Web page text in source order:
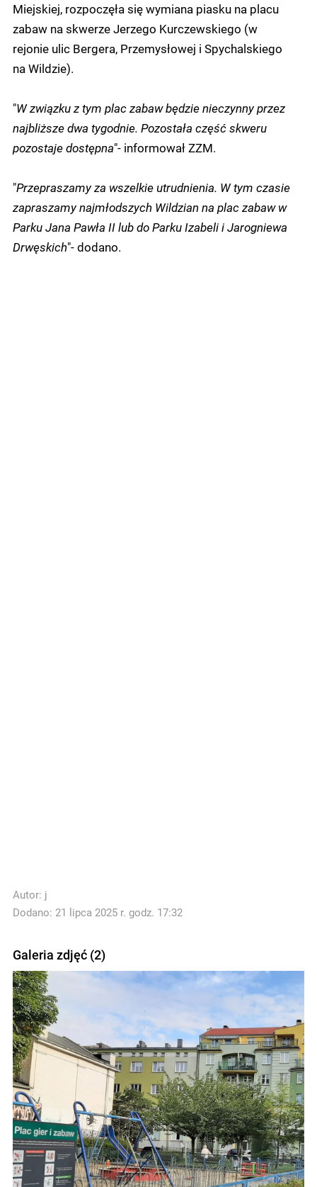
Miejskiej, rozpoczęła się wymiana piasku na placu
zabaw na skwerze Jerzego Kurczewskiego (w
rejonie ulic Bergera, Przemysłowej i Spychalskiego
na Wildzie).
"W związku z tym plac zabaw będzie nieczynny przez
najbliższe dwa tygodnie. Pozostała część skweru
pozostaje dostępna"- informował ZZM.
"Przepraszamy za wszelkie utrudnienia. W tym czasie
zapraszamy najmłodszych Wildzian na plac zabaw w
Parku Jana Pawła II lub do Parku Izabeli i Jarogniewa
Drwęskich"- dodano.
Autor: j
Dodano: 21 lipca 2025 r. godz. 17:32
Galeria zdjęć (2)